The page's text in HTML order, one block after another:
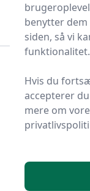
Søg nu
Søg nu
Brønddæksel
2025
benytter
siden, så vi
funktionalitet.
Hvis du
accepterer
mere om